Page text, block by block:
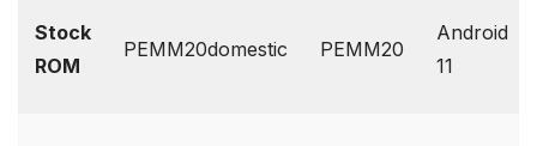
Stock
ROM
PEMM20domestic PEMM20
Android
11